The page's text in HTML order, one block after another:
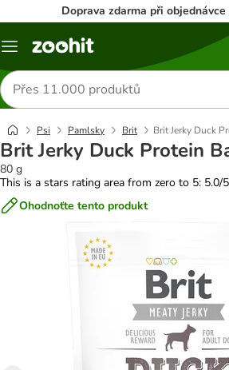
Doprava zdarma při
Menu
Hledat
produkty
Psi Pamlsky Brit Brit Jerky Duck
Brit Jerky Duck Protein
80 g
This is a stars rating area from zero to 5: 5.0/5
Ohodnoťte tento produkt